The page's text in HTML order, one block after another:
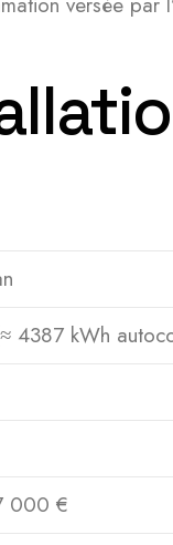
4387 kWh
000 €